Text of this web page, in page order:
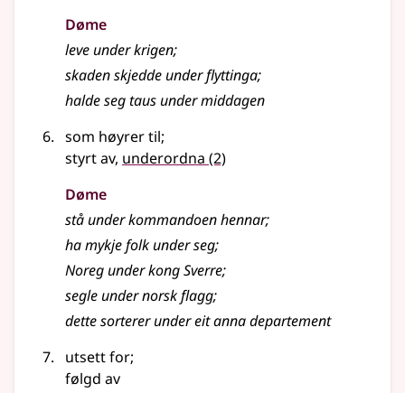
Døme
leve under krigen;
skaden skjedde under flyttinga;
halde seg taus under middagen
som høyrer til;
styrt av, underordna (2)
Døme
stå under kommandoen hennar;
ha mykje folk under seg;
Noreg under kong Sverre;
segle under norsk flagg;
dette sorterer under eit anna departement
utsett for;
følgd av